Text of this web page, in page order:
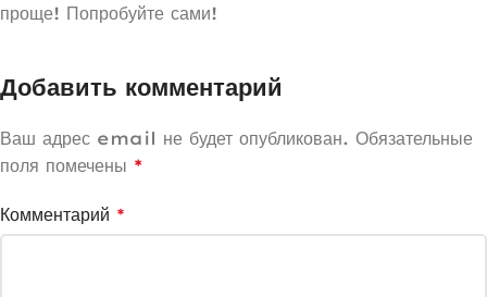
проще! Попробуйте сами!
Добавить комментарий
Ваш адрес email не будет опубликован. Обязательные
поля помечены *
Комментарий *